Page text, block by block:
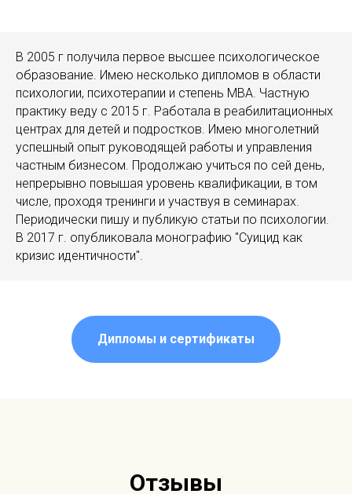
В 2005 г получила первое высшее психологическое
образование. Имею несколько дипломов в области
психологии, психотерапии и степень MBA. Частную
практику веду с 2015 г. Работала в реабилитационных
центрах для детей и подростков. Имею многолетний
успешный опыт руководящей работы и управления
частным бизнесом. Продолжаю учиться по сей день,
непрерывно повышая уровень квалификации, в том
числе, проходя тренинги и участвуя в семинарах.
Периодически пишу и публикую статьи по психологии.
В 2017 г. опубликовала монографию "Суицид как
кризис идентичности".
Дипломы и сертификаты
Отзывы